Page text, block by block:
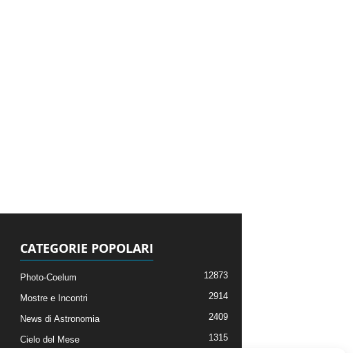
CATEGORIE POPOLARI
Photo-Coelum 12873
Mostre e Incontri 2914
News di Astronomia 2409
Cielo del Mese 1315